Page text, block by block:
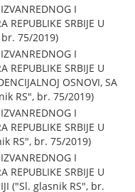
I
REPUBLIKE SRBIJE U
br. 75/2019)
I
REPUBLIKE SRBIJE U
OSNOVI, SA
RS", br. 75/2019)
I
REPUBLIKE SRBIJE U
RS", br. 75/2019)
I
REPUBLIKE SRBIJE U
("Sl. glasnik RS", br.